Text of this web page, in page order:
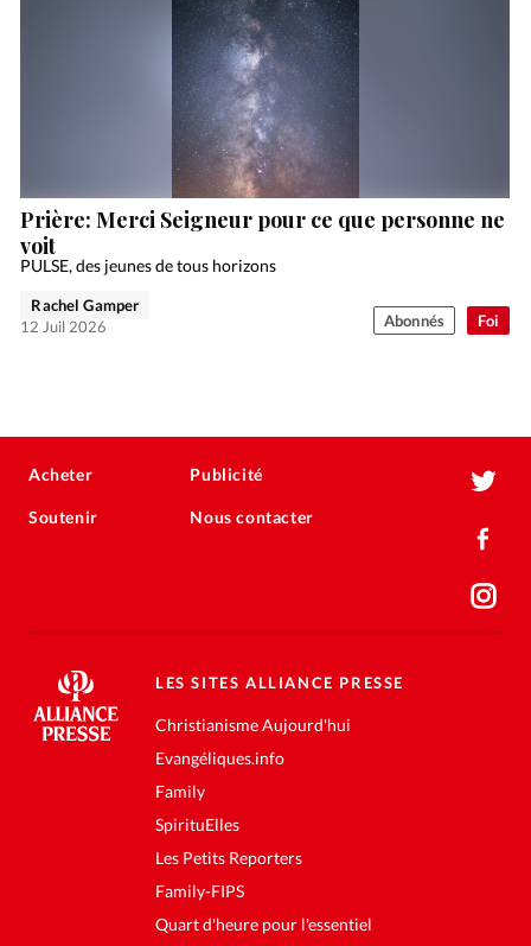
Foi
Prière: Merci Seigneur pour ce que personne ne
voit
PULSE, des jeunes de tous horizons
Rachel Gamper
12 Juil 2026
Abonnés
Acheter
Soutenir
Publicité
Nous contacter
LES SITES ALLIANCE PRESSE
Christianisme Aujourd'hui
Evangéliques.info
Family
SpirituElles
Les Petits Reporters
Family-FIPS
Quart d'heure pour l'essentiel